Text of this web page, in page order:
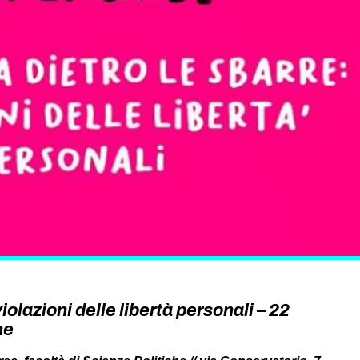
delle libertà personali – 22